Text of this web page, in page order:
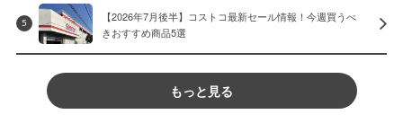
5
【2026年7月後半】コストコ最新セール情報！今週買うべ
きおすすめ商品5選
もっと見る